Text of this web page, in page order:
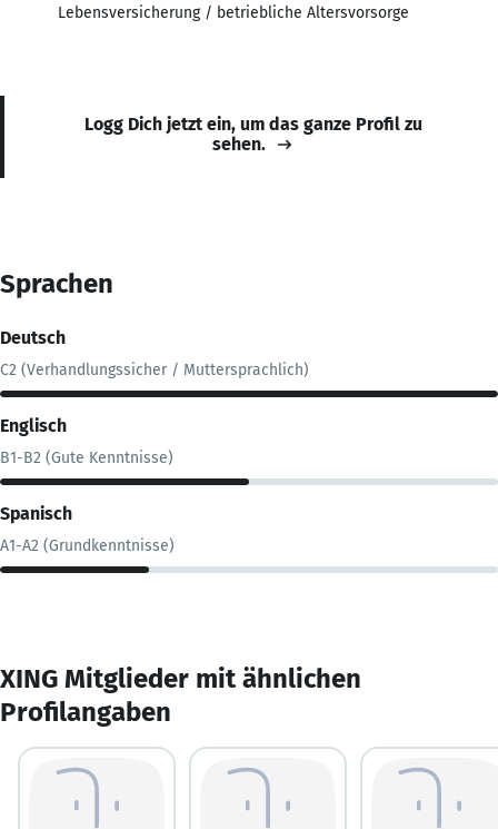
Lebensversicherung / betriebliche Altersvorsorge
Logg Dich jetzt ein, um das ganze Profil zu
sehen.
Sprachen
Deutsch
C2 (Verhandlungssicher / Muttersprachlich)
Englisch
B1-B2 (Gute Kenntnisse)
Spanisch
A1-A2 (Grundkenntnisse)
XING Mitglieder mit ähnlichen
Profilangaben